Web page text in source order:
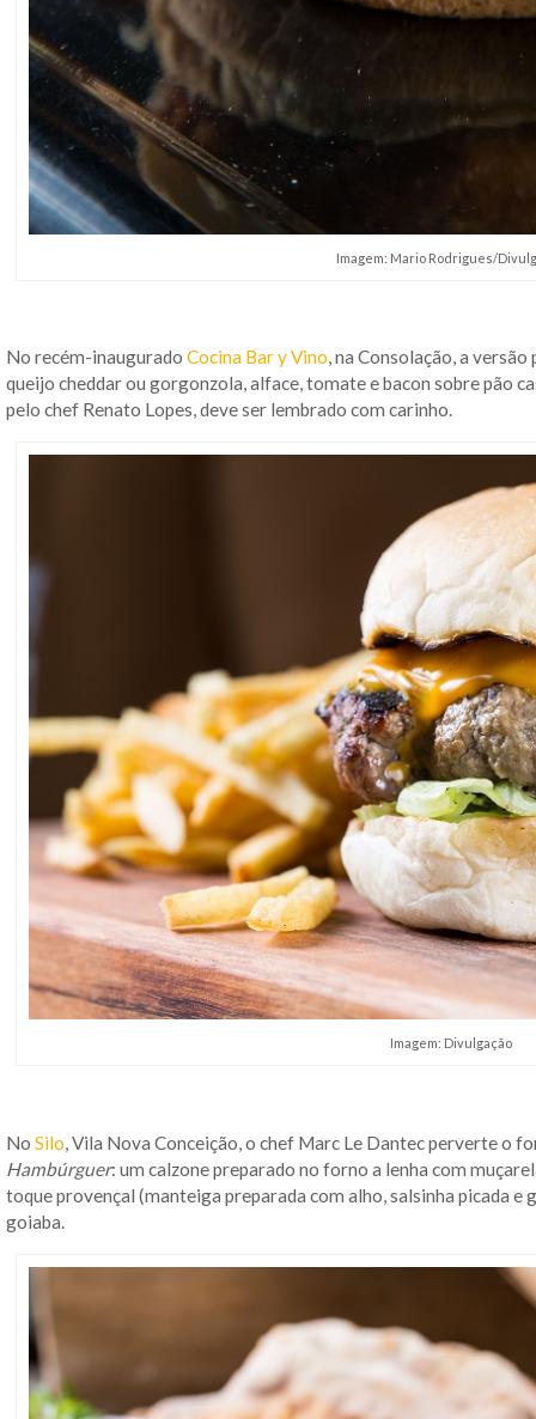
Imagem: Mario Rodrigues/
No recém-inaugurado Cocina Bar y Vino, na Consolação, a
queijo cheddar ou gorgonzola, alface, tomate e bacon sobre pão
pelo chef Renato Lopes, deve ser lembrado com carinho.
Imagem: Divulgação
No Silo, Vila Nova Conceição, o chef Marc Le Dantec perverte o
Hambúrguer: um calzone preparado no forno a lenha com
toque provençal (manteiga preparada com alho, salsinha picada e
goiaba.